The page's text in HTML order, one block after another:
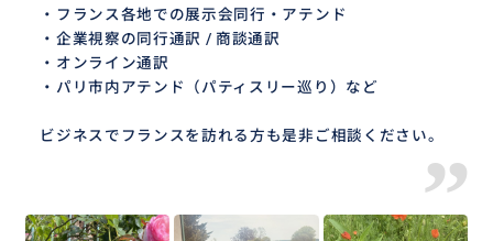
・フランス各地での展示会同行・アテンド
・企業視察の同行通訳 / 商談通訳
・オンライン通訳
・パリ市内アテンド（パティスリー巡り）など
ビジネスでフランスを訪れる方も是非ご相談ください。
”